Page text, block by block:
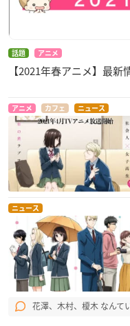
話題 アニメ
【2021年春アニメ】最新
アニメ カフェ ニュース
ニュース
花澤、木村、榎木 なんて